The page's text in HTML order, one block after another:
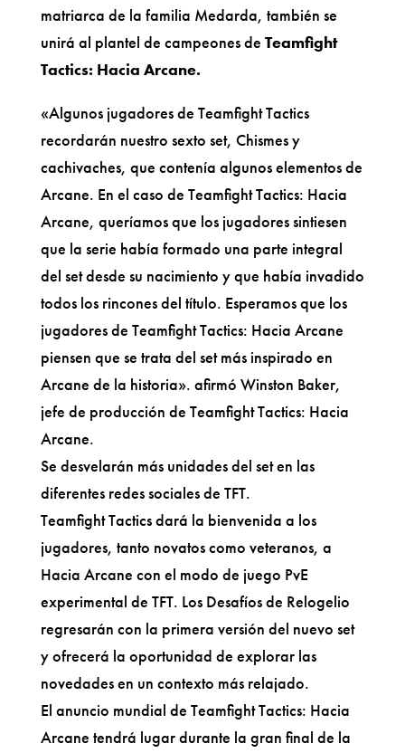
matriarca de la familia Medarda, también se
unirá al plantel de campeones de Teamfight
Tactics: Hacia Arcane.
«Algunos jugadores de Teamfight Tactics
recordarán nuestro sexto set, Chismes y
cachivaches, que contenía algunos elementos de
Arcane. En el caso de Teamfight Tactics: Hacia
Arcane, queríamos que los jugadores sintiesen
que la serie había formado una parte integral
del set desde su nacimiento y que había invadido
todos los rincones del título. Esperamos que los
jugadores de Teamfight Tactics: Hacia Arcane
piensen que se trata del set más inspirado en
Arcane de la historia». afirmó Winston Baker,
jefe de producción de Teamfight Tactics: Hacia
Arcane.
Se desvelarán más unidades del set en las
diferentes redes sociales de TFT.
Teamfight Tactics dará la bienvenida a los
jugadores, tanto novatos como veteranos, a
Hacia Arcane con el modo de juego PvE
experimental de TFT. Los Desafíos de Relogelio
regresarán con la primera versión del nuevo set
y ofrecerá la oportunidad de explorar las
novedades en un contexto más relajado.
El anuncio mundial de Teamfight Tactics: Hacia
Arcane tendrá lugar durante la gran final de la